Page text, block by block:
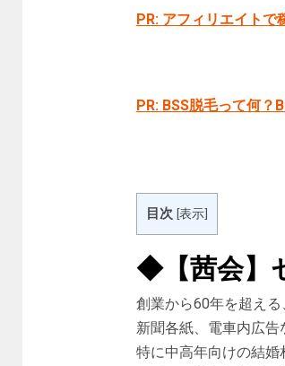
PR: アフィリエイトで
PR: BSS脱毛って何？
目次 [表示]
◆【茜会】
創業から60年を超える
新聞各紙、電車内広告
特に中高年向けの結婚